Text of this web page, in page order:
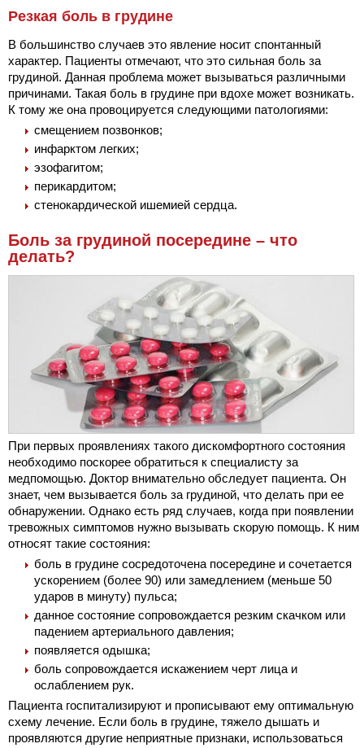
Резкая боль в грудине
В большинство случаев это явление носит спонтанный
характер. Пациенты отмечают, что это сильная боль за
грудиной. Данная проблема может вызываться различными
причинами. Такая боль в грудине при вдохе может возникать.
К тому же она провоцируется следующими патологиями:
смещением позвонков;
инфарктом легких;
эзофагитом;
перикардитом;
стенокардической ишемией сердца.
Боль за грудиной посередине – что
делать?
При первых проявлениях такого дискомфортного состояния
необходимо поскорее обратиться к специалисту за
медпомощью. Доктор внимательно обследует пациента. Он
знает, чем вызывается боль за грудиной, что делать при ее
обнаружении. Однако есть ряд случаев, когда при появлении
тревожных симптомов нужно вызывать скорую помощь. К ним
относят такие состояния:
боль в грудине сосредоточена посередине и сочетается
ускорением (более 90) или замедлением (меньше 50
ударов в минуту) пульса;
данное состояние сопровождается резким скачком или
падением артериального давления;
появляется одышка;
боль сопровождается искажением черт лица и
ослаблением рук.
Пациента госпитализируют и прописывают ему оптимальную
схему лечение. Если боль в грудине, тяжело дышать и
проявляются другие неприятные признаки, использоваться